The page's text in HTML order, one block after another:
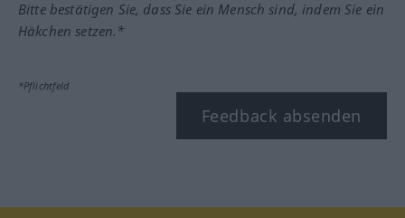
Bitte bestätigen Sie, dass Sie ein Mensch sind, indem Sie ein
Häkchen setzen.*
*Pflichtfeld
Feedback absenden